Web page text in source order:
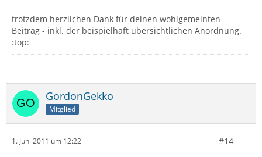
trotzdem herzlichen Dank für deinen wohlgemeinten
Beitrag - inkl. der beispielhaft übersichtlichen Anordnung.
:top:
GordonGekko
Mitglied
1. Juni 2011 um 12:22 #14